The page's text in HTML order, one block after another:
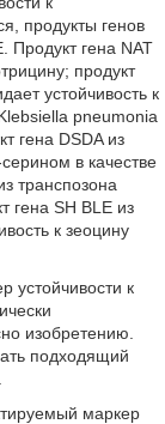
продукты генов
Продукт гена NAT
продукт
устойчивость к
pneumonia
гена DSDA из
в качестве
транспозона
гена SH BLE из
к зеоцину
устойчивости к
изобретению.
подходящий
маркер